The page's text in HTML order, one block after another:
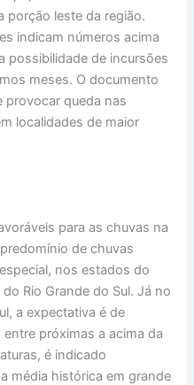
porção leste da região.
indicam números acima
possibilidade de incursões
meses. O documento
queda nas
localidades de maior
para as chuvas na
de chuvas
nos estados do
Rio Grande do Sul. Já no
a expectativa é de
próximas a acima da
é indicado
média histórica em grande